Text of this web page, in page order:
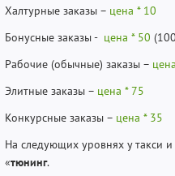
Халтурные заказы – цена * 10
Бонусные заказы - цена * 50
Рабочие (обычные) заказы –
Элитные заказы – цена * 75
Конкурсные заказы – цена * 35
На следующих уровнях у такси
«тюнинг.